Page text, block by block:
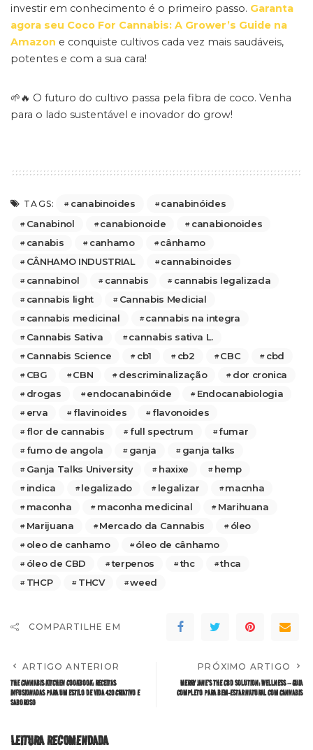
investir em conhecimento é o primeiro passo. Garanta
agora seu Coco For Cannabis: A Grower’s Guide na
Amazon e conquiste cultivos cada vez mais saudáveis,
potentes e com a sua cara!
🌱🔥 O futuro do cultivo passa pela fibra de coco. Venha
para o lado sustentável e inovador do grow!
TAGS: canabinoides
canabinóides
Canabinol
canabionoide
canabionoides
canabis
canhamo
cânhamo
CÂNHAMO INDUSTRIAL
cannabinoides
cannabinol
cannabis
cannabis legalizada
cannabis light
Cannabis Medicial
cannabis medicinal
cannabis na integra
Cannabis Sativa
cannabis sativa L.
Cannabis Science
cb1 cb2 CBC
cbd
CBG
CBN descriminalização
dor cronica
drogas
endocanabinóide
Endocanabiologia
erva
flavinoides
flavonoides
flor de cannabis
full spectrum
fumar
fumo de angola
ganja
ganja talks
Ganja Talks University
haxixe
hemp
indica
legalizado legalizar
macnha
maconha
maconha medicinal
Marihuana
Marijuana
Mercado da Cannabis
óleo
oleo de canhamo
óleo de cânhamo
óleo de CBD
terpenos thc
thca
THCP
THCV weed
COMPARTILHE EM
ARTIGO ANTERIOR
THE CANNABIS KITCHEN COOKBOOK: RECEITAS
INFUSIONADAS PARA UM ESTILO DE VIDA 420 CRIATIVO E
SABOROSO
PRÓXIMO ARTIGO
MERRY JANE’S THE CBD SOLUTION: WELLNESS – GUIA
COMPLETO PARA BEM-ESTAR NATURAL COM CANNABIS
LEITURA RECOMENDADA